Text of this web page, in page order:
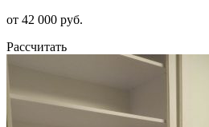
от 42 000 руб.
Рассчитать